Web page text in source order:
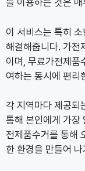
를 이용하는 것은
이 서비스는 특히
해결해줍니다. 가전
이며, 무료가전제품
여하는 동시에 편리
각 지역마다 제공되
통해 본인에게 가장
전제품수거를 통해
한 환경을 만들어